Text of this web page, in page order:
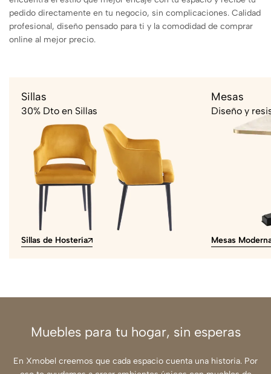
pedido directamente en tu negocio, sin complicaciones. Calidad
profesional, diseño pensado para ti y la comodidad de comprar
online al mejor precio.
Sillas
30% Dto en Sillas
Sillas de Hostería
Mesas
Diseño y
Mesas
Muebles para tu hogar, sin esperas
En Xmobel creemos que cada espacio cuenta una historia. Por